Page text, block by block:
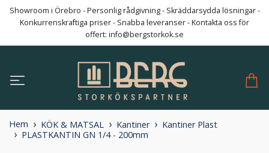
Showroom i Örebro - Personlig rådgivning - Skräddarsydda lösningar -
Konkurrenskraftiga priser - Snabba leveranser - Kontakta oss för
offert: info@bergstorkok.se
Hem KÖK & MATSAL Kantiner
Kantiner Plast
PLASTKANTIN GN 1/4 - 200mm